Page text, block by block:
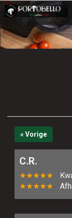
U heeft
« Vorige
C.R.
★★★★★
★★★★★